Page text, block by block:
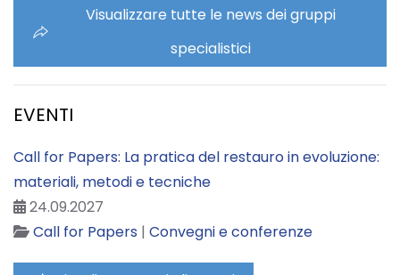
Visualizzare tutte le news dei gruppi
specialistici
EVENTI
Call for Papers: La pratica del restauro in evoluzione:
materiali, metodi e tecniche
24.09.2027
Call for Papers | Convegni e conferenze